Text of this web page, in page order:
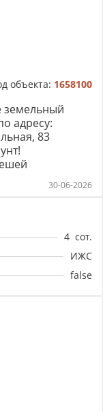
объекта: 1658100
земельный
адресу:
83
Также
(в
щебнем,
будет
Также
30-06-2026
4 сот.
ИЖС
false